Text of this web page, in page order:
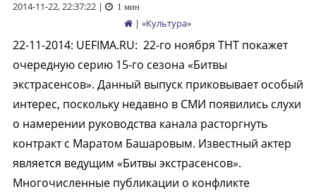
2014-11-22, 22:37:22| 1 мин
| «Культура»
22-11-2014: UEFIMA.RU: 22-го ноября ТНТ покажет
очередную серию 15-го сезона «Битвы
экстрасенсов». Данный выпуск приковывает особый
интерес, поскольку недавно в СМИ появились слухи
о намерении руководства канала расторгнуть
контракт с Маратом Башаровым. Известный актер
является ведущим «Битвы экстрасенсов».
Многочисленные публикации о конфликте